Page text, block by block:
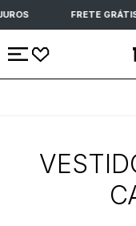
FRETE